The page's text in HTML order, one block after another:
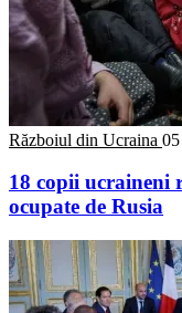
Războiul din Ucraina
18 copii ucraineni
ocupate de Rusia